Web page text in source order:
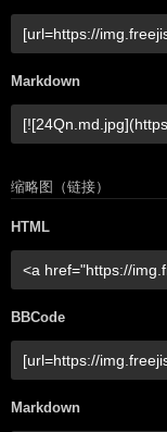
Markdown
缩略图（链接）
HTML
BBCode
Markdown